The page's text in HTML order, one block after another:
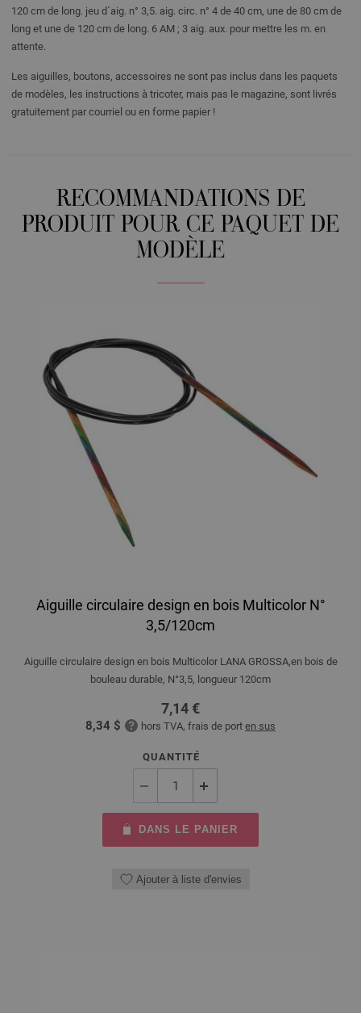
120 cm de long. jeu d´aig. n° 3,5. aig. circ. n° 4 de 40 cm, une de 80 cm de
long et une de 120 cm de long. 6 AM ; 3 aig. aux. pour mettre les m. en
attente.
Les aiguilles, boutons, accessoires ne sont pas inclus dans les paquets
de modèles, les instructions à tricoter, mais pas le magazine, sont livrés
gratuitement par courriel ou en forme papier !
RECOMMANDATIONS DE
PRODUIT POUR CE PAQUET DE
MODÈLE
Aiguille circulaire design en bois Multicolor N°
3,5/120cm
Aiguille circulaire design en bois Multicolor LANA GROSSA,en bois de
bouleau durable, N°3,5, longueur 120cm
7,14 €
8,34 $ hors TVA, frais de port en sus
QUANTITÉ
DANS LE PANIER
Ajouter à liste d'envies